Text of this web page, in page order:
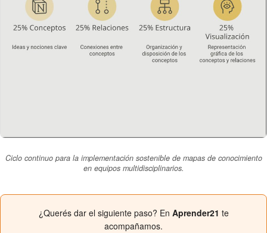
Ciclo continuo para la implementación sostenible de mapas de conocimiento
en equipos multidisciplinarios.
¿Querés dar el siguiente paso? En Aprender21 te
acompañamos.